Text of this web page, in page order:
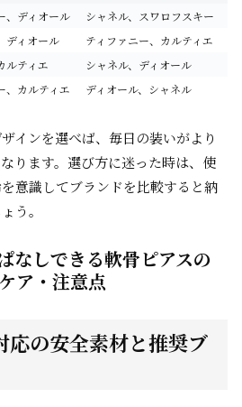
、ディオール
シャネル、スワロフスキー
ディオール
ティファニー、カルティエ
ルティエ
シャネル、ディオール
、カルティエ ディオール、シャネル
インを選べば、毎日の装いがより
ります。選び方に迷った時は、使
意識してブランドを比較すると納
う。
なしできる軟骨ピアスの
ア・注意点
応の安全素材と推奨ブ